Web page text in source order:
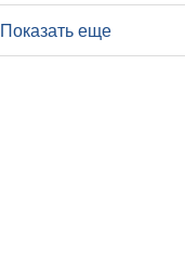
Показать еще